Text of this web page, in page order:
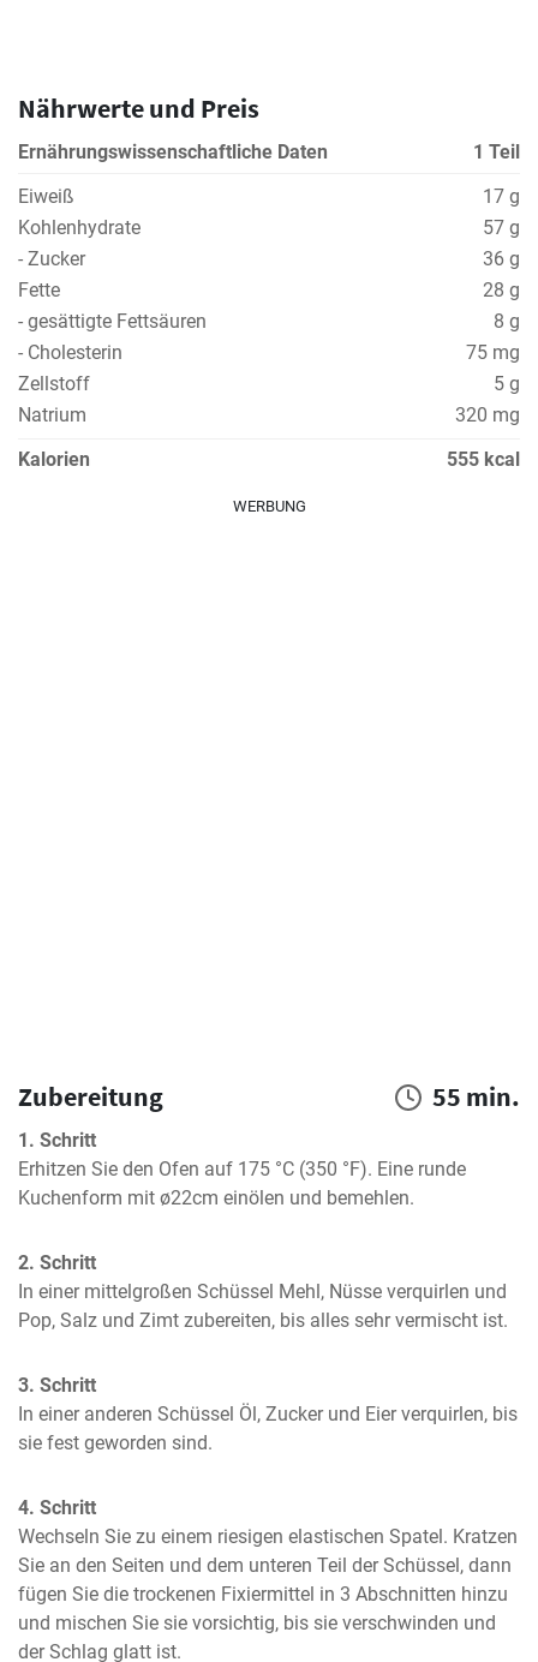
Nährwerte und Preis
Ernährungswissenschaftliche Daten
1 Teil
Eiweiß
17 g
Kohlenhydrate
57 g
- Zucker
36 g
Fette
28 g
- gesättigte Fettsäuren
8 g
- Cholesterin
75 mg
Zellstoff
5 g
Natrium
320 mg
Kalorien
555 kcal
WERBUNG
Zubereitung 55 min.
1. Schritt
Erhitzen Sie den Ofen auf 175 °C (350 °F). Eine runde
Kuchenform mit ø22cm einölen und bemehlen.
2. Schritt
In einer mittelgroßen Schüssel Mehl, Nüsse verquirlen und
Pop, Salz und Zimt zubereiten, bis alles sehr vermischt ist.
3. Schritt
In einer anderen Schüssel Öl, Zucker und Eier verquirlen, bis
sie fest geworden sind.
4. Schritt
Wechseln Sie zu einem riesigen elastischen Spatel. Kratzen
Sie an den Seiten und dem unteren Teil der Schüssel, dann
fügen Sie die trockenen Fixiermittel in 3 Abschnitten hinzu
und mischen Sie sie vorsichtig, bis sie verschwinden und
der Schlag glatt ist.